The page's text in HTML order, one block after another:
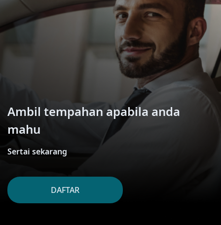
Ambil tempahan apabila anda
mahu
Sertai sekarang
DAFTAR